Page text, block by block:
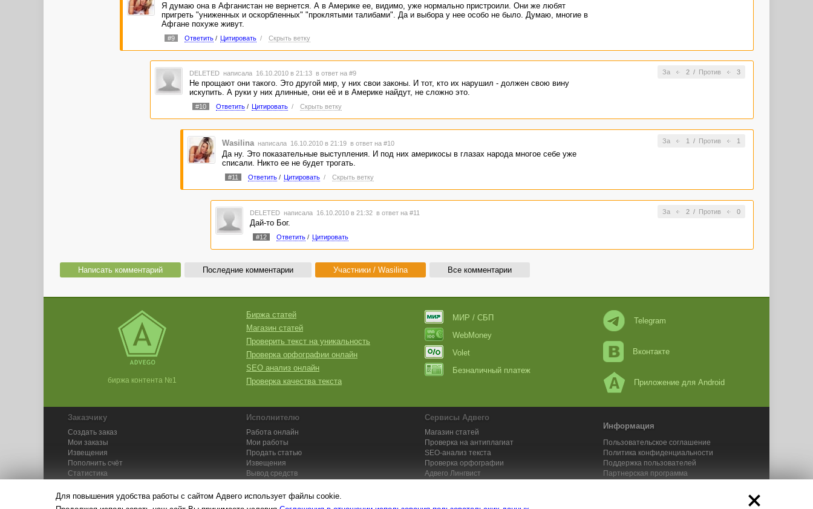
Я думаю она в Афганистан не вернется. А в Америке ее, видимо, уже нормально пристроили. Они же любят
пригреть "униженных и оскорбленных" "проклятыми талибами". Да и выбора у нее особо не было. Думаю, многие в
Афгане похуже живут.
#9 Ответить/ Цитировать / Скрыть ветку
За 2/ Против 3
DELETED написала 16.10.2010 в 21:13 в ответ на #9
Не прощают они такого. Это другой мир, у них свои законы. И тот, кто их нарушил - должен свою вину
искупить. А руки у них длинные, они её и в Америке найдут, не сложно это.
#10 Ответить/ Цитировать / Скрыть ветку
За 1 / Против 1
Wasilina написала 16.10.2010 в 21:19 в ответ на #10
Да ну. Это показательные выступления. И под них америкосы в глазах народа многое себе уже
списали. Никто ее не будет трогать.
#11 Ответить/ Цитировать / Скрыть ветку
За 2/ Против 0
DELETED написала 16.10.2010 в 21:32 в ответ на #11
Дай-то Бог.
#12 Ответить/ Цитировать
Написать комментарий Последние комментарии Участники / Wasilina Все комментарии
биржа контента №1
Биржа статей
Магазин статей
Проверить текст на уникальность
Проверка орфографии онлайн
SEO анализ онлайн
Проверка качества текста
МИР / СБП
WebMoney
Volet
Безналичный платеж
Telegram
Вконтакте
Приложение для Android
Заказчику
Создать заказ
Мои заказы
Извещения
Пополнить счёт
Статистика
Исполнителю
Работа онлайн
Мои работы
Продать статью
Извещения
Вывод средств
Сервисы Адвего
Магазин статей
Проверка на антиплагиат
SEO-анализ текста
Проверка орфографии
Адвего Лингвист
Информация
Пользовательское соглашение
Политика конфиденциальности
Поддержка пользователей
Партнерская программа
Для повышения удобства работы с сайтом Адвего использует файлы cookie.